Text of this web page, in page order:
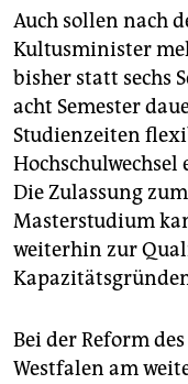
Auch sollen nach
Kultusminister
bisher statt sechs
acht Semester
Studienzeiten
Die Zulassung
Masterstudium
weiterhin zur
Bei der Reform
Westfalen am